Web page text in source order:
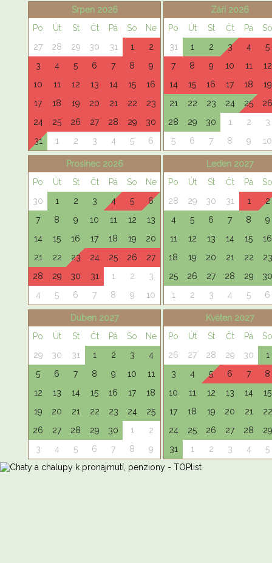
Srpen 2026
Po
Út St Čt Pá So
Ne
27
28 29 30 31 1
2
3
4 5 6 7 8
9
10
11 12 13 14 15
16
17
18 19 20 21 22
23
24
25 26 27 28 29
30
31
1 2 3 4 5 6
Září 2026
Po
Út St Čt Pá
So
31
1 2 3 4
5
7
8 9 10 11
12
14
15 16 17 18
19
21
22 23 24 25
26
28
29 30 1 2
3
5
6 7 8 9 10
Prosinec 2026
Po
Út St Čt Pá So
Ne
30
1 2 3 4 5
6
7
8 9 10 11 12
13
14
15 16 17 18 19
20
21
22 23 24 25 26
27
28
29 30 31 1 2
3
4
5 6 7 8 9 10
Leden 2027
Po
Út St Čt Pá
So
28
29 30 31 1
2
4
5 6 7 8
9
11
12 13 14 15
16
18
19 20 21 22
23
25
26 27 28 29
30
1
2 3 4 5 6
Duben 2027
Po
Út St Čt Pá So
Ne
29
30 31 1 2 3
4
5
6 7 8 9 10
11
12
13 14 15 16 17
18
19
20 21 22 23 24
25
26
27 28 29 30 1
2
3
4 5 6 7 8 9
Květen 2027
Po
Út St Čt Pá
So
26
27 28 29 30
1
3
4 5 6 7
8
10
11 12 13 14
15
17
18 19 20 21
22
24
25 26 27 28
29
31
1 2 3 4 5